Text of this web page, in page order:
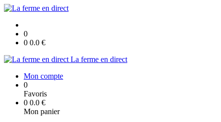
0
0 0.0 €
La ferme en direct
Mon compte
0
Favoris
0 0.0 €
Mon panier